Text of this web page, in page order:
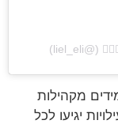
מקהילות
יגיעו לכל